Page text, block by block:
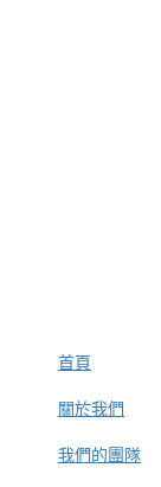
首頁
關於我們
我們的團隊